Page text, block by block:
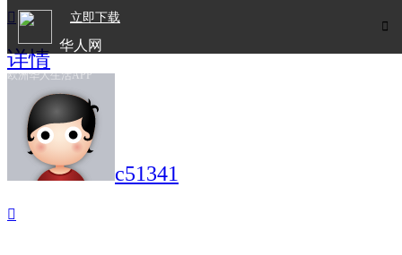

立即下载
华人网
欧洲华人生活APP

详情
c51341
